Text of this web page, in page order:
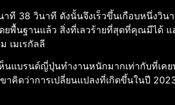
38 วินาที ดังนั้นจึงเร็วขึ้นเกือบหนึ่งวิน
ยพื้นฐานแล้ว สิ่งที่เลวร้ายที่สุดที่คุณมีได้
เมเรกัลลี
นแบรนด์ญี่ปุ่นทำงานหนักมากเท่ากับที่เ
าคิดว่าการเปลี่ยนแปลงที่เกิดขึ้นในปี